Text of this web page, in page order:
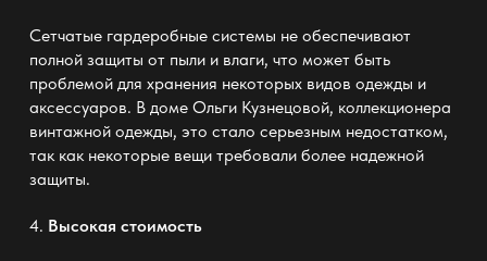
Сетчатые гардеробные системы не обеспечивают
полной защиты от пыли и влаги, что может быть
проблемой для хранения некоторых видов одежды и
аксессуаров. В доме Ольги Кузнецовой, коллекционера
винтажной одежды, это стало серьезным недостатком,
так как некоторые вещи требовали более надежной
защиты.
4. Высокая стоимость